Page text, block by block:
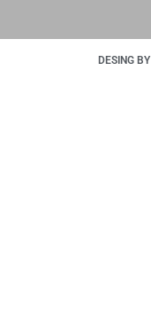
DESING BY